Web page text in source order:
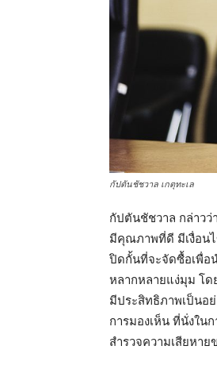
กัปตันชัชวาล เกตุทะเล
กัปตันชัชวาล กล่าวว่
มีคุณภาพที่ดี มีเงื่อนไ
ปิดกั้นที่จะจัดซื้อเพื่อ
หลากหลายแง่มุม โด
มีประสิทธิภาพเป็นอ
การมองเห็น ที่นั่งใน
สำรวจความเสียหาย